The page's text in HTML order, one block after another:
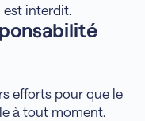
est interdit.
efforts pour que le
à tout moment.